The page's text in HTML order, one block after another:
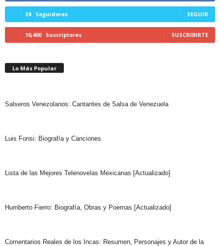
24 Seguidores SEGUIR
10,400 Suscriptores SUSCRIBIRTE
Lo Más Popular
Salseros Venezolanos: Cantantes de Salsa de Venezuela
Luis Fonsi: Biografía y Canciones
Lista de las Mejores Telenovelas Mexicanas [Actualizado]
Humberto Fierro: Biografía, Obras y Poemas [Actualizado]
Comentarios Reales de los Incas: Resumen, Personajes y Autor de la